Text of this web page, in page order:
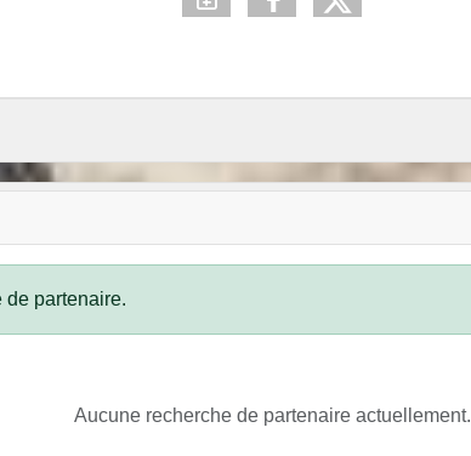
de partenaire.
Aucune recherche de partenaire actuellement.